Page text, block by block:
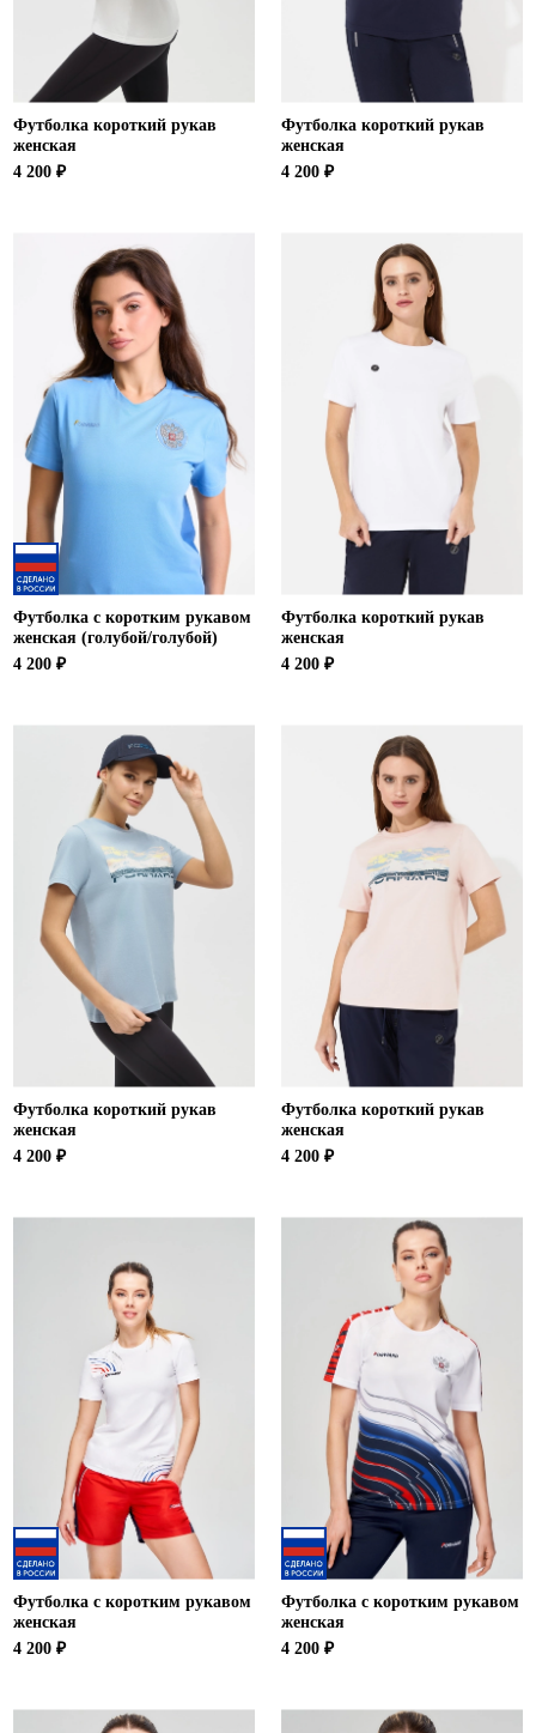
Футболка короткий рукав
женская
4 200 ₽
Футболка короткий рукав
женская
4 200 ₽
Футболка с коротким рукавом
женская (голубой/голубой)
4 200 ₽
Футболка короткий рукав
женская
4 200 ₽
Футболка короткий рукав
женская
4 200 ₽
Футболка короткий рукав
женская
4 200 ₽
Футболка с коротким рукавом
женская
4 200 ₽
Футболка с коротким рукавом
женская
4 200 ₽